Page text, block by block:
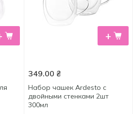
+
349.00 ₴
Набор чашек Ardesto с
двойными стенками 2шт
300мл